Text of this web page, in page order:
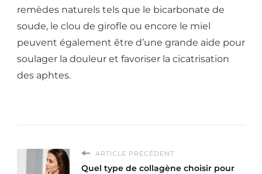
remèdes naturels tels que le bicarbonate de
soude, le clou de girofle ou encore le miel
peuvent également être d’une grande aide pour
soulager la douleur et favoriser la cicatrisation
des aphtes.
ARTICLE PRÉCÉDENT
Quel type de collagène choisir pour